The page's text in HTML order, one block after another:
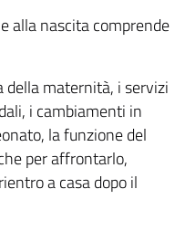
alla nascita comprende
della maternità, i servizi
i cambiamenti in
la funzione del
per affrontarlo,
a casa dopo il